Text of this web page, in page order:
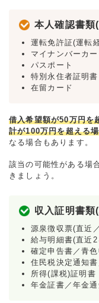
本人確認書類
運転免許証(運転
マイナンバーカー
パスポート
特別永住者証明書
在留カード
借入希望額が50万円を
計が100万円を超える
なる場合もあります。
該当の可能性がある場
きましょう。
収入証明書類
源泉徴収票(直近
給与明細書(直近2
確定申告書／青
住民税決定通知
所得(課税)証明書
年金証書／年金